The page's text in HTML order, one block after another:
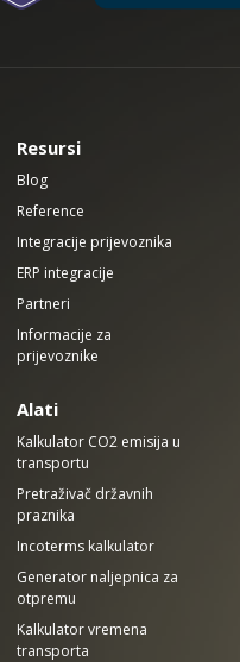
Resursi
Blog
Reference
Integracije prijevoznika
ERP integracije
Partneri
Informacije za
prijevoznike
Alati
Kalkulator CO2 emisija u
transportu
Pretraživač državnih
praznika
Incoterms kalkulator
Generator naljepnica za
otpremu
Kalkulator vremena
transporta